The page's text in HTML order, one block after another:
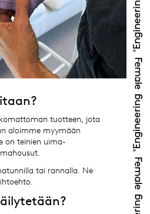
tuotteen, jota
aloimme myymään
on teinien uima-
tai rannalla. Ne